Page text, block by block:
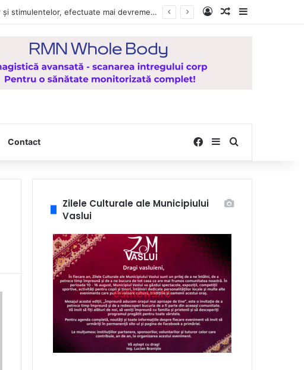
Vești bune pentru zeci de mii de vasluieni! Plățile alocațiilor, indemnizațiilor și stimulentelor, efectuate mai devreme în luna august 2026 Log InRandom Article
Contact Facebook
SidebarSearch for
Zilele Culturale ale Municipiului
Vaslui